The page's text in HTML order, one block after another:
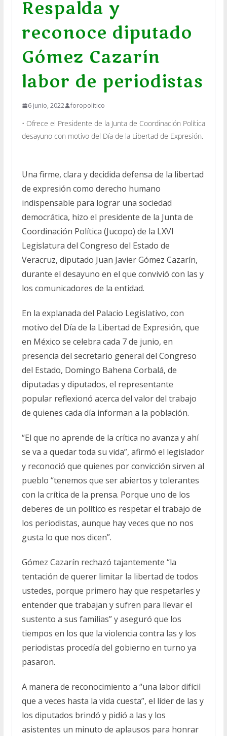
Respalda y
reconoce diputado
Gómez Cazarín
labor de periodistas
6 junio, 2022 foropolitico
• Ofrece el Presidente de la Junta de Coordinación Política
desayuno con motivo del Día de la Libertad de Expresión.
Una firme, clara y decidida defensa de la libertad
de expresión como derecho humano
indispensable para lograr una sociedad
democrática, hizo el presidente de la Junta de
Coordinación Política (Jucopo) de la LXVI
Legislatura del Congreso del Estado de
Veracruz, diputado Juan Javier Gómez Cazarín,
durante el desayuno en el que convivió con las y
los comunicadores de la entidad.
En la explanada del Palacio Legislativo, con
motivo del Día de la Libertad de Expresión, que
en México se celebra cada 7 de junio, en
presencia del secretario general del Congreso
del Estado, Domingo Bahena Corbalá, de
diputadas y diputados, el representante
popular reflexionó acerca del valor del trabajo
de quienes cada día informan a la población.
“El que no aprende de la crítica no avanza y ahí
se va a quedar toda su vida”, afirmó el legislador
y reconoció que quienes por convicción sirven al
pueblo “tenemos que ser abiertos y tolerantes
con la crítica de la prensa. Porque uno de los
deberes de un político es respetar el trabajo de
los periodistas, aunque hay veces que no nos
gusta lo que nos dicen”.
Gómez Cazarín rechazó tajantemente “la
tentación de querer limitar la libertad de todos
ustedes, porque primero hay que respetarles y
entender que trabajan y sufren para llevar el
sustento a sus familias” y aseguró que los
tiempos en los que la violencia contra las y los
periodistas procedía del gobierno en turno ya
pasaron.
A manera de reconocimiento a “una labor difícil
que a veces hasta la vida cuesta”, el líder de las y
los diputados brindó y pidió a las y los
asistentes un minuto de aplausos para honrar